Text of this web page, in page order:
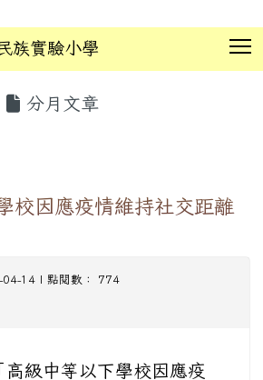
族實驗小學
分月文章
校因應疫情維持社交距離
04-14 | 點閱數： 774
高級中等以下學校因應疫